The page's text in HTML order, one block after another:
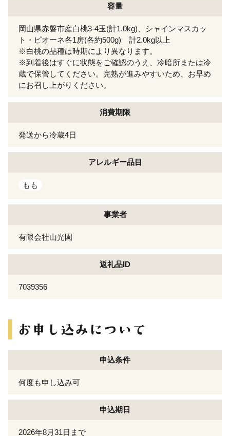
容量
岡山県赤磐市産白桃3-4玉(計1.0kg)、シャインマスカッ
ト・ピオーネ各1房(各約500g) 計2.0kg以上
※白桃の品種は時期により異なります。
※到着後はすぐに状態をご確認のうえ、冷暗所または冷
蔵で保管してください。完熟が進みやすいため、お早め
にお召し上がりください。
消費期限
発送から冷蔵4日
アレルギー品目
もも
事業者
有限会社山光園
返礼品ID
7039356
申込条件
何度も申し込み可
申込期日
2026年8月31日まで